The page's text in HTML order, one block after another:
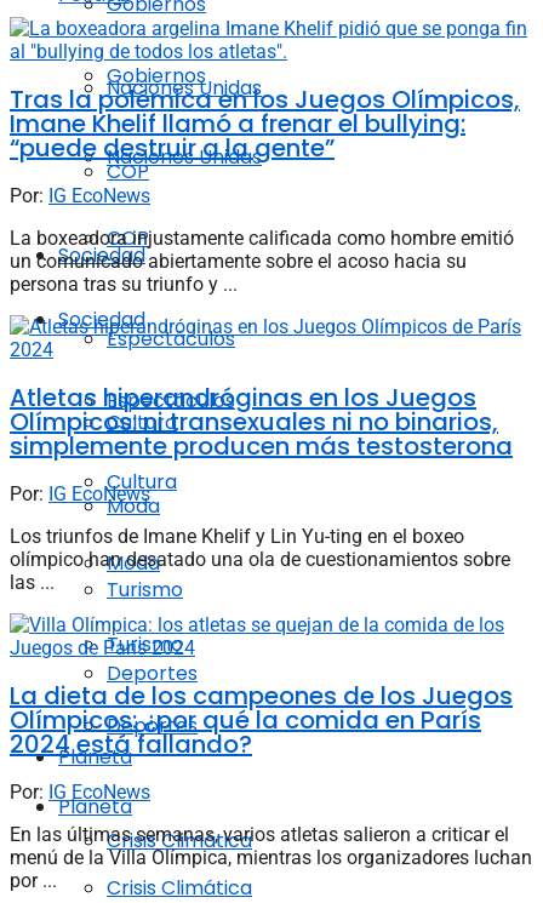
Naciones Unidas
COP
Sociedad
Espectáculos
Cultura
Moda
Turismo
Deportes
Planeta
Crisis Climática
Gobiernos
Naciones Unidas
COP
Sociedad
Espectáculos
Cultura
Moda
Turismo
Deportes
Planeta
Crisis Climática
Tras la polémica en los Juegos Olímpicos,
Imane Khelif llamó a frenar el bullying:
“puede destruir a la gente”
Por: IG EcoNews
La boxeadora injustamente calificada como hombre emitió
un comunicado abiertamente sobre el acoso hacia su
persona tras su triunfo y ...
Atletas hiperandróginas en los Juegos
Olímpicos: ni transexuales ni no binarios,
simplemente producen más testosterona
Por: IG EcoNews
Los triunfos de Imane Khelif y Lin Yu-ting en el boxeo
olímpico han desatado una ola de cuestionamientos sobre
las ...
La dieta de los campeones de los Juegos
Olímpicos: ¿por qué la comida en París
2024 está fallando?
Por: IG EcoNews
En las últimas semanas, varios atletas salieron a criticar el
menú de la Villa Olímpica, mientras los organizadores luchan
por ...